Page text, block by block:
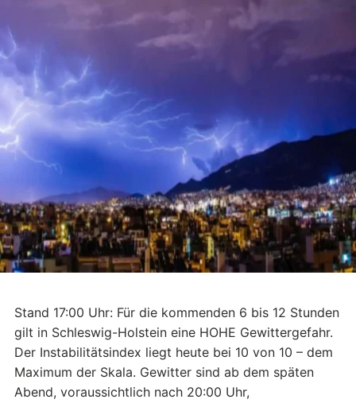
Stand 17:00 Uhr: Für die kommenden 6 bis 12 Stunden
gilt in Schleswig-Holstein eine HOHE Gewittergefahr.
Der Instabilitätsindex liegt heute bei 10 von 10 – dem
Maximum der Skala. Gewitter sind ab dem späten
Abend, voraussichtlich nach 20:00 Uhr,